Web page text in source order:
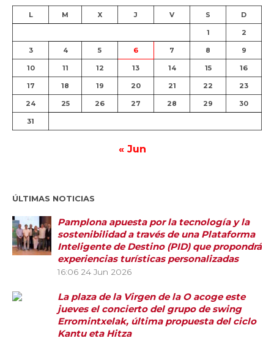
L M X J V S D
1 2
3 4 5 6 7 8 9
10 11 12 13 14 15 16
17 18 19 20 21 22 23
24 25 26 27 28 29 30
31
« Jun
ÚLTIMAS NOTICIAS
Pamplona apuesta por la tecnología y la
sostenibilidad a través de una Plataforma
Inteligente de Destino (PID) que propondrá
experiencias turísticas personalizadas
16:06 24 Jun 2026
La plaza de la Virgen de la O acoge este
jueves el concierto del grupo de swing
Erromintxelak, última propuesta del ciclo
Kantu eta Hitza